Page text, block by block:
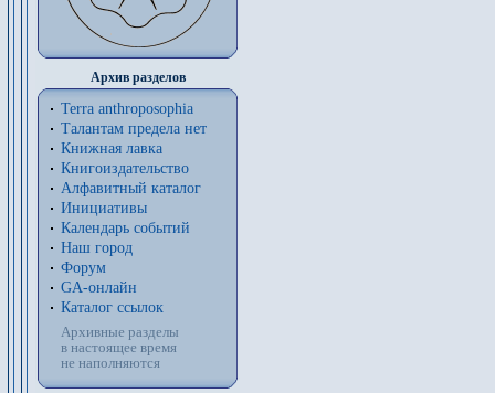
Архив разделов
Terra anthroposophia
Талантам предела нет
Книжная лавка
Книгоиздательство
Алфавитный каталог
Инициативы
Календарь событий
Наш город
Форум
GA-онлайн
Каталог ссылок
Архивные разделы
в настоящее время
не наполняются